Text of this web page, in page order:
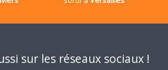
sur les réseaux sociaux !